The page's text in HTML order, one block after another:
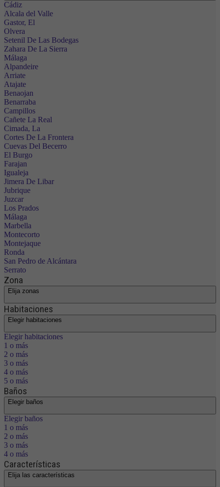
Cádiz
Alcala del Valle
Gastor, El
Olvera
Setenil De Las Bodegas
Zahara De La Sierra
Málaga
Alpandeire
Arriate
Atajate
Benaojan
Benarraba
Campillos
Cañete La Real
Cimada, La
Cortes De La Frontera
Cuevas Del Becerro
El Burgo
Farajan
Igualeja
Jimera De Libar
Jubrique
Juzcar
Los Prados
Málaga
Marbella
Montecorto
Montejaque
Ronda
San Pedro de Alcántara
Serrato
Zona
Elija zonas
Habitaciones
Elegir habitaciones
Elegir habitaciones
1 o más
2 o más
3 o más
4 o más
5 o más
Baños
Elegir baños
Elegir baños
1 o más
2 o más
3 o más
4 o más
Características
Elija las características